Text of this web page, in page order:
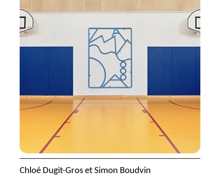
Chloé Dugit-Gros et Simon Boudvin